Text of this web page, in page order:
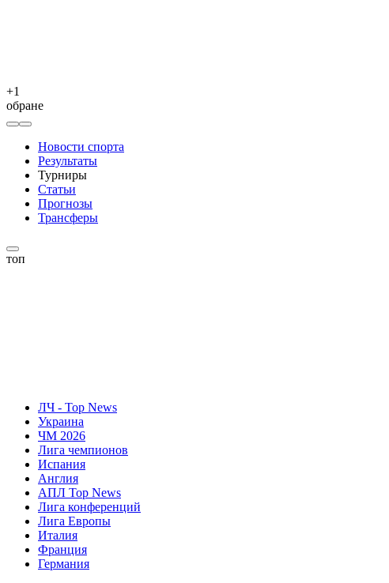
+1
обране
Новости спорта
Результаты
Турниры
Статьи
Прогнозы
Трансферы
топ
ЛЧ - Top News
Украина
ЧМ 2026
Лига чемпионов
Испания
Англия
АПЛ Top News
Лига конференций
Лига Европы
Италия
Франция
Германия